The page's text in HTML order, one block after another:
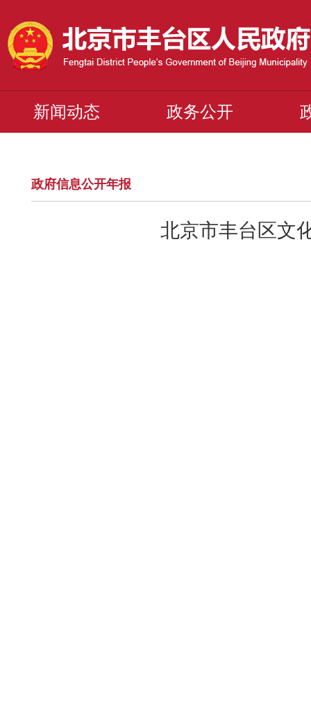
新闻动态 政务公开
政府信息公开年报
北京市丰台区文